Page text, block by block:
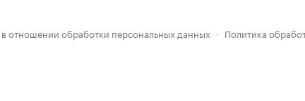
отношении обработки персональных данных · Политика